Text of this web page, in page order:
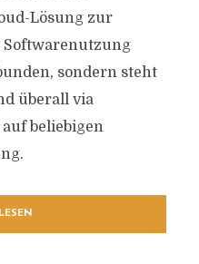
Lösung zur
Softwarenutzung
sondern steht
überall via
beliebigen